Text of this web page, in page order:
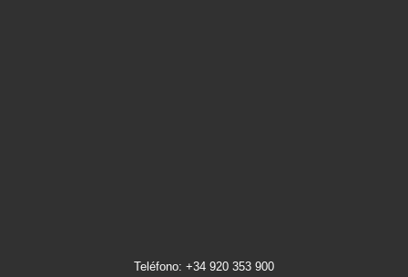
Teléfono: +34 920 353 900